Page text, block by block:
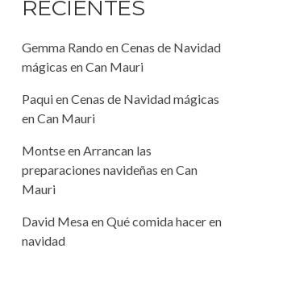
RECIENTES
Gemma Rando enCenas de Navidad
mágicas en Can Mauri
PaquienCenas de Navidad mágicas
en Can Mauri
MontseenArrancan las
preparaciones navideñas en Can
Mauri
David MesaenQué comida hacer en
navidad